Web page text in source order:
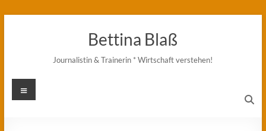
Bettina Blaß
Journalistin & Trainerin * Wirtschaft verstehen!
Menü